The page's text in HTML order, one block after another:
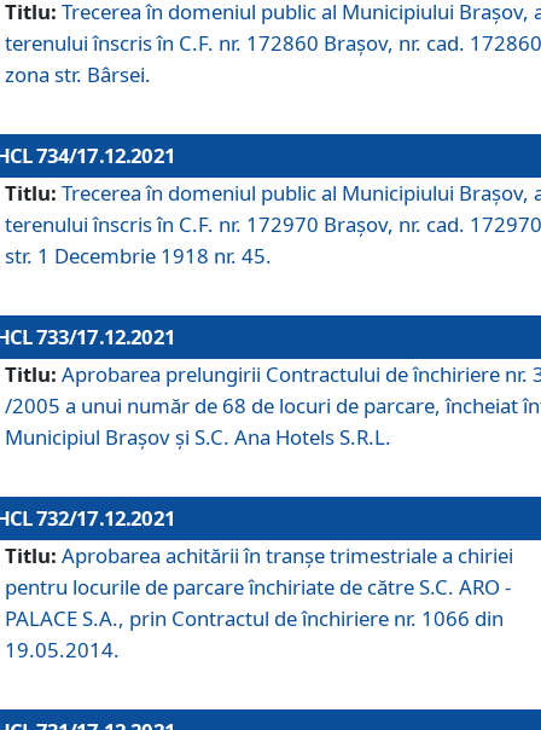
Titlu: Trecerea în domeniul public al Municipiului Braşov,
terenului înscris în C.F. nr. 172860 Brașov, nr. cad.
zona str. Bârsei.
734/17.12.2021
Titlu: Trecerea în domeniul public al Municipiului Braşov,
terenului înscris în C.F. nr. 172970 Brașov, nr. cad.
str. 1 Decembrie 1918 nr. 45.
733/17.12.2021
Titlu: Aprobarea prelungirii Contractului de închiriere nr.
/2005 a unui număr de 68 de locuri de parcare, încheiat
Municipiul Braşov şi S.C. Ana Hotels S.R.L.
732/17.12.2021
Titlu: Aprobarea achitării în tranșe trimestriale a chiriei
pentru locurile de parcare închiriate de către S.C. ARO -
PALACE S.A., prin Contractul de închiriere nr. 1066 din
19.05.2014.